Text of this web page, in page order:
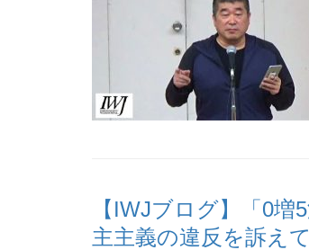
【IWJブログ】「0
主主義の違反を訴え